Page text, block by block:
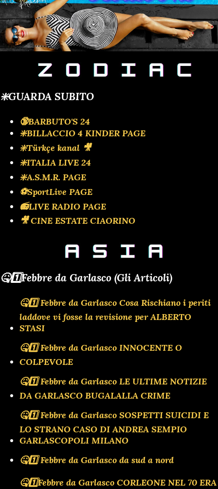
❇️GUARDA SUBITO
🔞BARBUTO'S 24
❇️BILLACCIO 4 KINDER PAGE
❇️Türkçe kanal 🎥
❇️ITALIA LIVE 24
❇️A.S.M.R. PAGE
⚽SportLive PAGE
📻LIVE RADIO PAGE
🎥 CINE ESTATE CIAORINO
🤒1️⃣Febbre da Garlasco (Gli Articoli)
🤒1️⃣ Febbre da Garlasco Cosa Rischiano i periti
laddove vi fosse la revisione per ALBERTO
STASI
🤒1️⃣ Febbre da Garlasco INNOCENTE O
COLPEVOLE
🤒1️⃣ Febbre da Garlasco LE ULTIME NOTIZIE
DA GARLASCO BUGALALLA CRIME
🤒1️⃣ Febbre da Garlasco SOSPETTI SUICIDI E
LO STRANO CASO DI ANDREA SEMPIO
GARLASCOPOLI MILANO
🤒1️⃣ Febbre da Garlasco da sud a nord
🤒1️⃣Febbre da Garlasco CORLEONE NEL 70 ERA